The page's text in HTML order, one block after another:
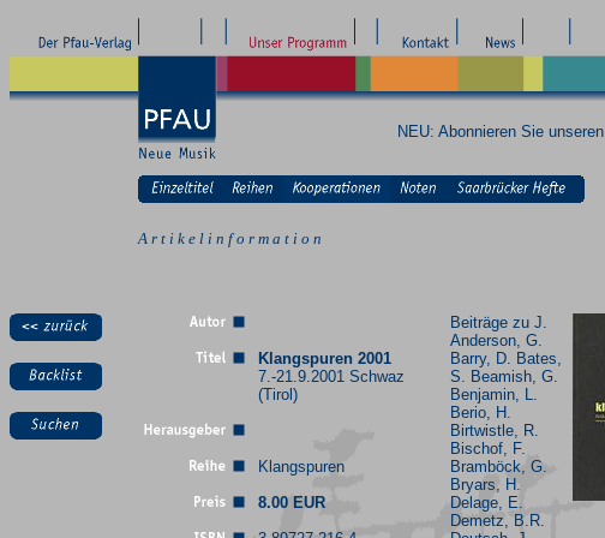
NEU: Abonnieren Sie unseren
A r t i k e l i n f o r m a t i o n
Klangspuren 2001
7.-21.9.2001 Schwaz
(Tirol)
Klangspuren
8.00 EUR
Beiträge zu J.
Anderson, G.
Barry, D. Bates,
S. Beamish, G.
Benjamin, L.
Berio, H.
Birtwistle, R.
Bischof, F.
Bramböck, G.
Bryars, H.
Delage, E.
Demetz, B.R.